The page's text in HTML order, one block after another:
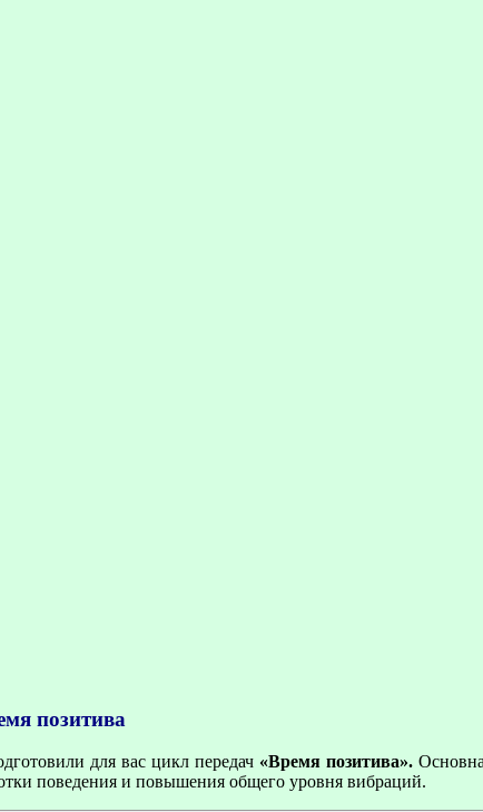
позитива
для вас цикл передач «Время позитива».
поведения и повышения общего уровня вибраций.